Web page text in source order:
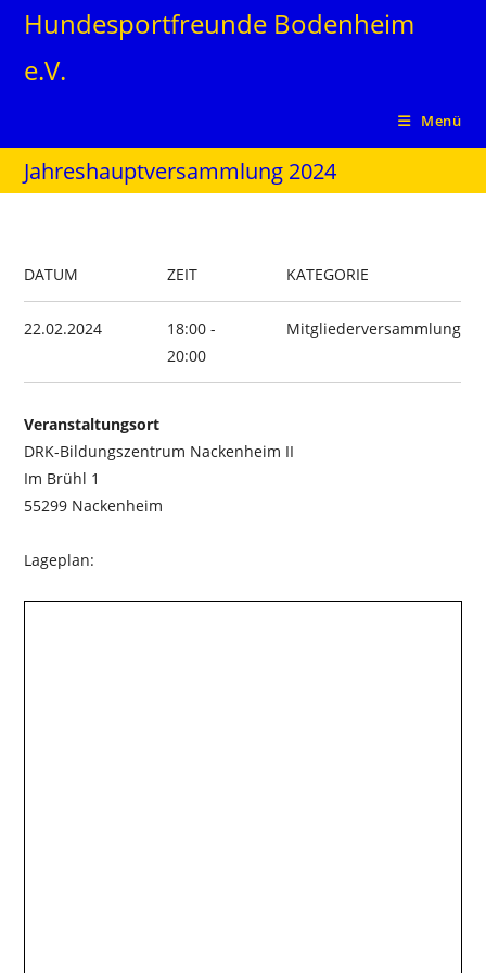
Zum
Inhalt
springen
Hundesportfreunde Bodenheim
e.V.
Menü
Jahreshauptversammlung 2024
DATUM ZEIT KATEGORIE
22.02.2024
18:00 -
20:00
Mitgliederversammlung
Veranstaltungsort
DRK-Bildungszentrum Nackenheim II
Im Brühl 1
55299 Nackenheim
Lageplan: